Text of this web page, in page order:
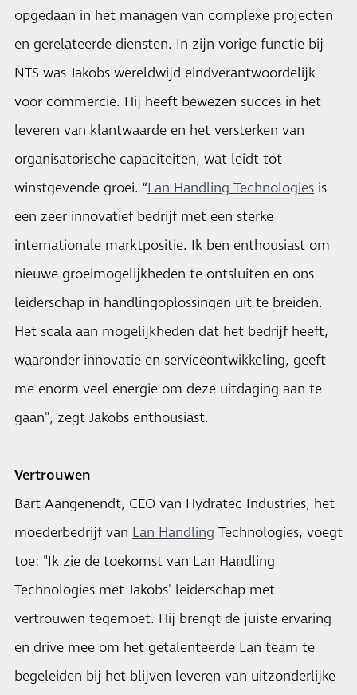
opgedaan in het managen van complexe projecten
en gerelateerde diensten. In zijn vorige functie bij
NTS was Jakobs wereldwijd eindverantwoordelijk
voor commercie. Hij heeft bewezen succes in het
leveren van klantwaarde en het versterken van
organisatorische capaciteiten, wat leidt tot
winstgevende groei. “Lan Handling Technologies is
een zeer innovatief bedrijf met een sterke
internationale marktpositie. Ik ben enthousiast om
nieuwe groeimogelijkheden te ontsluiten en ons
leiderschap in handlingoplossingen uit te breiden.
Het scala aan mogelijkheden dat het bedrijf heeft,
waaronder innovatie en serviceontwikkeling, geeft
me enorm veel energie om deze uitdaging aan te
gaan", zegt Jakobs enthousiast.
Vertrouwen
Bart Aangenendt, CEO van Hydratec Industries, het
moederbedrijf van Lan Handling Technologies, voegt
toe: "Ik zie de toekomst van Lan Handling
Technologies met Jakobs' leiderschap met
vertrouwen tegemoet. Hij brengt de juiste ervaring
en drive mee om het getalenteerde Lan team te
begeleiden bij het blijven leveren van uitzonderlijke